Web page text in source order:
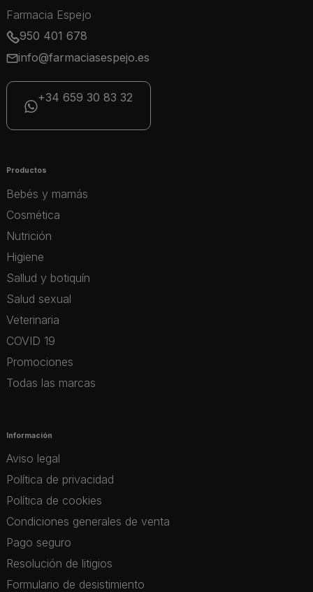
Farmacia Espejo
950 401 678
info@farmaciasespejo.es
+34 659 30 83 32
Productos
Bebés y mamás
Cosmética
Nutrición
Higiene
Sallud y botiquín
Salud sexual
Veterinaria
COVID 19
Promociones
Todas las marcas
Información
Aviso legal
Política de privacidad
Política de cookies
Condiciones generales de venta
Pago seguro
Resolución de litigios
Formulario de desistimiento